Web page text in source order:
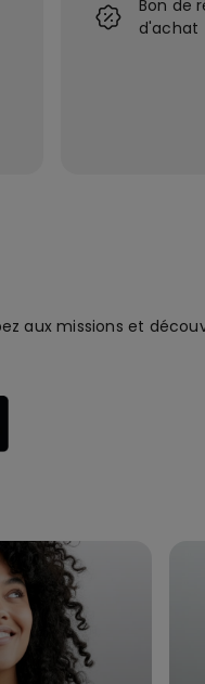
Bon de
d'achat
aux missions et